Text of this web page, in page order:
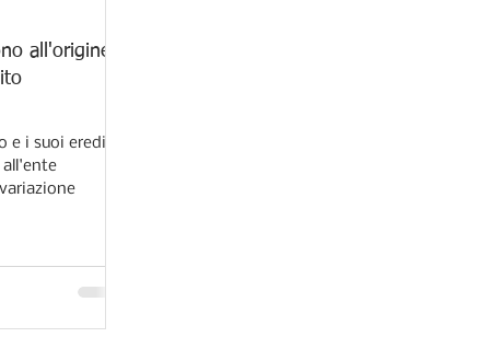
all'origine
i suoi eredi a
all'ente